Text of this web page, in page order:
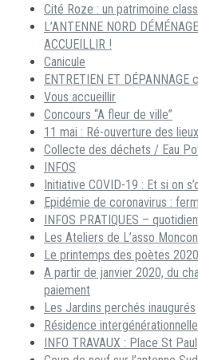
Cité Roze : un patrimoine
L’ANTENNE NORD
ACCUEILLIR !
Canicule
ENTRETIEN ET
Vous accueillir
Concours “A fleur de ville”
11 mai : Ré-ouverture des
Collecte des déchets / Eau
INFOS
Initiative COVID-19 : Et si on
Epidémie de coronavirus :
INFOS PRATIQUES –
Les Ateliers de L’asso
Le printemps des poètes 2020
A partir de janvier 2020, du
paiement
Les Jardins perchés inaugurés
Résidence
INFO TRAVAUX : Place St Paul